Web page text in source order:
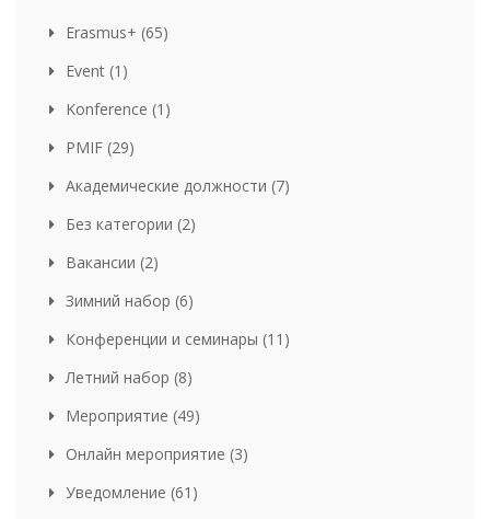
Erasmus+ (65)
Event (1)
Konference (1)
PMIF (29)
Академические должности (7)
Без категории (2)
Вакансии (2)
Зимний набор (6)
Конференции и семинары (11)
Летний набор (8)
Мероприятие (49)
Онлайн мероприятие (3)
Уведомление (61)